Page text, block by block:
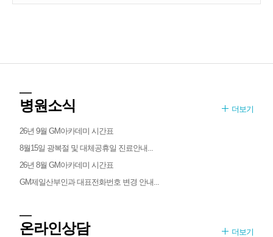
병원소식 더보기
26년 9월 GM아카데미 시간표
8월15일 광복절 및 대체공휴일 진료안내...
26년 8월 GM아카데미 시간표
GM제일산부인과 대표전화번호 변경 안내...
온라인상담 더보기